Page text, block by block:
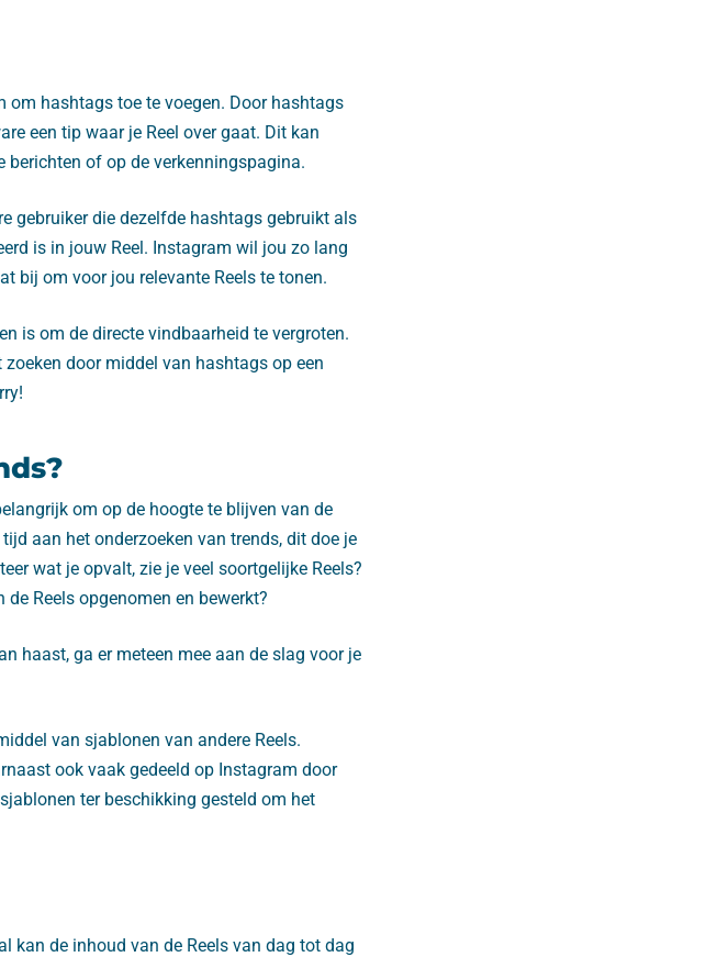
om hashtags toe te voegen. Door hashtags
een tip waar je Reel over gaat. Dit kan
berichten of op de verkenningspagina.
gebruiker die dezelfde hashtags gebruikt als
is in jouw Reel. Instagram wil jou zo lang
bij om voor jou relevante Reels te tonen.
is om de directe vindbaarheid te vergroten.
door middel van hashtags op een
om op de hoogte te blijven van de
aan het onderzoeken van trends, dit doe je
wat je opvalt, zie je veel soortgelijke Reels?
Reels opgenomen en bewerkt?
haast, ga er meteen mee aan de slag voor je
van sjablonen van andere Reels.
ook vaak gedeeld op Instagram door
ter beschikking gesteld om het
kan de inhoud van de Reels van dag tot dag